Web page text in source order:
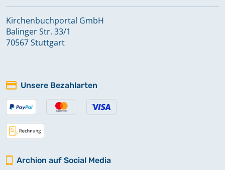
Kirchenbuchportal GmbH
Balinger Str. 33/1
70567 Stuttgart
Unsere Bezahlarten
Archion auf Social Media